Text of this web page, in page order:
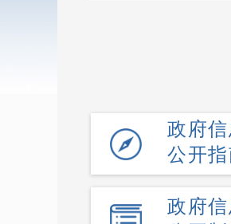
政府信息
公开
政府信